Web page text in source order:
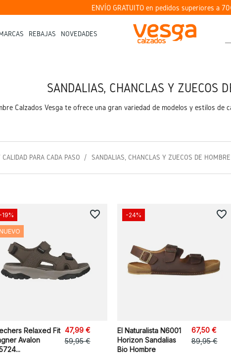
ENVÍO GRATUITO en pedidos superiores a
REBAJAS NOVEDADES
SANDALIAS, CHANCLAS Y ZUECOS
Calzados Vesga te ofrece una gran variedad de modelos y estilos de
PARA CADA PASO SANDALIAS, CHANCLAS Y ZUECOS DE HOMBRE
Relaxed Fit
Avalon
47,99 €
59,95 €
-19%
NUEVO
favorite_border
El Naturalista N6001
Horizon Sandalias
Bio Hombre
67,50 €
89,95 €
-24% favorite_border